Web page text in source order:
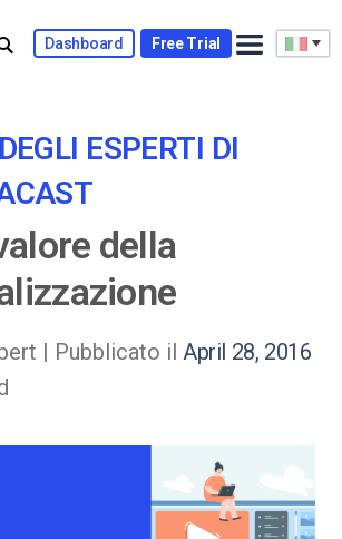
Dashboard Free Trial
ESPERTI DI
della
| Pubblicato il April 28, 2016